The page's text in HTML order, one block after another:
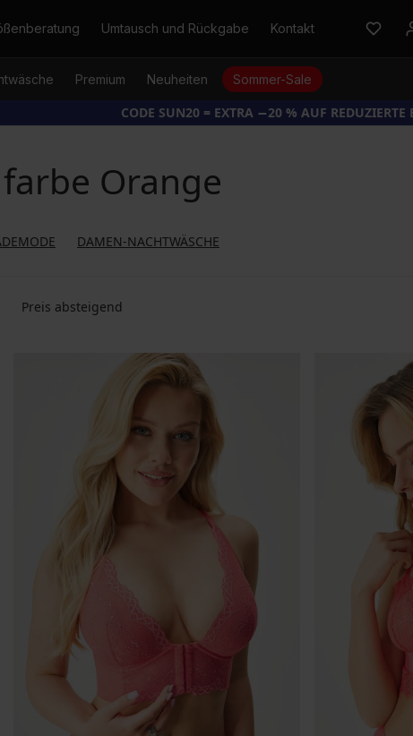
Umtausch und Rückgabe Kontakt
Premium Neuheiten Sommer-Sale
CODE SUN20 = EXTRA −20 % AUF REDUZIERTE
Orange
DAMEN-NACHTWÄSCHE
Preis absteigend